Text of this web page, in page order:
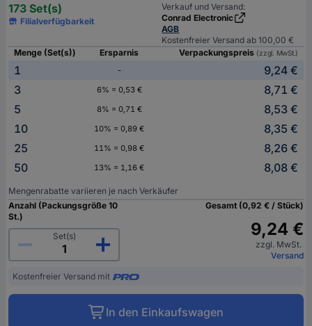
173 Set(s)
Filialverfügbarkeit
Verkauf und Versand:
Conrad Electronic
AGB
Kostenfreier Versand ab 100,00 €
Menge (Set(s))
Ersparnis Verpackungspreis (zzgl. MwSt.)
1 -
9,24 €
3
6% = 0,53 €
8,71 €
5
8% = 0,71 €
8,53 €
10
10% = 0,89 €
8,35 €
25
11% = 0,98 €
8,26 €
50
13% = 1,16 € 8,08 €
Mengenrabatte variieren je nach Verkäufer
Anzahl (Packungsgröße 10
St.)
Set(s)
Gesamt (0,92 € / Stück)
9,24 €
zzgl. MwSt.
Versand
Kostenfreier Versand mit
In den Einkaufswagen